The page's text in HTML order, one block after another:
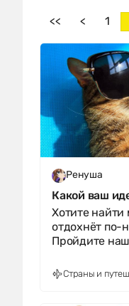
<< < 1
Ренуша
Какой ваш
Хотите найти
отдохнёт по-
Пройдите наш
принесёт вам
Страны и